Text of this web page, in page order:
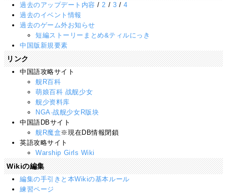
過去のアップデート内容 /2 / 3 / 4
過去のイベント情報
過去のゲーム外お知らせ
短編ストーリーまとめ&ティルにっき
中国版新規要素
リンク
中国語攻略サイト
舰R百科
萌娘百科 战舰少女
舰少资料库
NGA·战舰少女R版块
中国語DBサイト
舰R魔盒 ※現在DB情報閉鎖
英語攻略サイト
Warship Girls Wiki
Wikiの編集
編集の手引きと本Wikiの基本ルール
練習ページ